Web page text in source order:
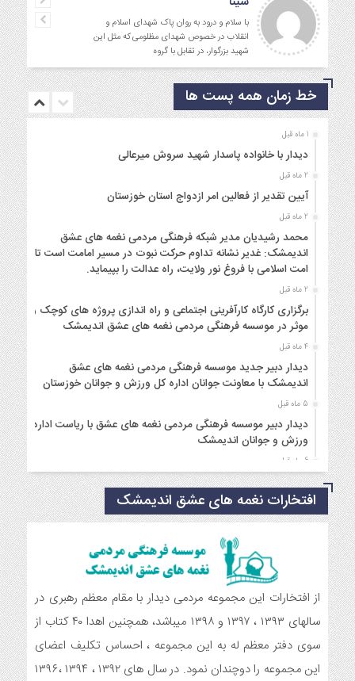
موفق باشید و تندرست
خط زمان همه پست ها
1 ماه قبل
دیدار با خانواده پاسدار شهید سروش میرعالی
2 ماه قبل
آیین تقدیر از فعالین امر ازدواج استان خوزستان
2 ماه قبل
محمد رشیدیان مدیر شبکه فرهنگی مردمی نغمه های عشق
اندیمشک: غدیر نشانه تداوم حرکت نبوت در مسیر امامت است تا
امت اسلامی با فروغ نور ولایت، راه عدالت را بپیماید.
2 ماه قبل
برگزاری کارگاه کارآفرینی اجتماعی و راه اندازی پروژه های کوچک و
موثر در موسسه فرهنگی مردمی نغمه های عشق اندیمشک
4 ماه قبل
دیدار دبیر جدید موسسه فرهنگی مردمی نغمه های عشق
اندیمشک با معاونت جوانان اداره کل ورزش و جوانان خوزستان
5 ماه قبل
دیدار دبیر موسسه فرهنگی مردمی نغمه های عشق با ریاست اداره
ورزش و جوانان اندیمشک
6 ماه قبل
مراسم دورهمی خانوادگی با عنوان کافه شادی مهدوی به مناسبت
نیمه شعبان و دهه فجر و هفته ی جوان در اندیمشک برگزار شد.
6 ماه قبل
مراسم جشن ولادت امام زمان (عج) و جشن فجر انقلاب اسلامی و
هفته ی جوان در اندیمشک برگزار شد.
تشریح برنامه های دهه مهدویت شبکه فرهنگی مردمی نغمه های
عشق اندیمشک
توزیع بسته جشن تکلیف به دختران سادات ایتام اندیمشک در شب
ولادت امام علی(ع)
افتخارات نغمه های عشق اندیمشک
از افتخارات این مجموعه مردمی دیدار با مقام معظم رهبری در
سالهای ۱۳۹۳ ، ۱۳۹۷ و ۱۳۹۸ میباشد، همچنین اهدا ۴۰ کتاب از
سوی دفتر معظم له به این مجموعه ، احساس تکلیف اعضای
این مجموعه را دوچندان نمود. در سال های ۱۳۹۲ ، ۱۳۹۴ ،۱۳۹۶